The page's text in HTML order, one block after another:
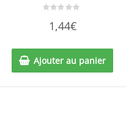
sur
1,44€
Ajouter au panier